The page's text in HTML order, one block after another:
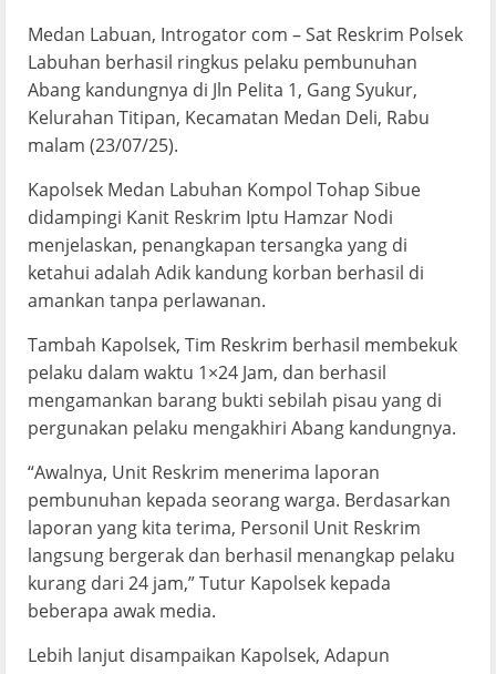
Medan Labuan, Introgator com – Sat Reskrim Polsek
Labuhan berhasil ringkus pelaku pembunuhan
Abang kandungnya di Jln Pelita 1, Gang Syukur,
Kelurahan Titipan, Kecamatan Medan Deli, Rabu
malam (23/07/25).
Kapolsek Medan Labuhan Kompol Tohap Sibue
didampingi Kanit Reskrim Iptu Hamzar Nodi
menjelaskan, penangkapan tersangka yang di
ketahui adalah Adik kandung korban berhasil di
amankan tanpa perlawanan.
Tambah Kapolsek, Tim Reskrim berhasil membekuk
pelaku dalam waktu 1×24 Jam, dan berhasil
mengamankan barang bukti sebilah pisau yang di
pergunakan pelaku mengakhiri Abang kandungnya.
“Awalnya, Unit Reskrim menerima laporan
pembunuhan kepada seorang warga. Berdasarkan
laporan yang kita terima, Personil Unit Reskrim
langsung bergerak dan berhasil menangkap pelaku
kurang dari 24 jam,” Tutur Kapolsek kepada
beberapa awak media.
Lebih lanjut disampaikan Kapolsek, Adapun